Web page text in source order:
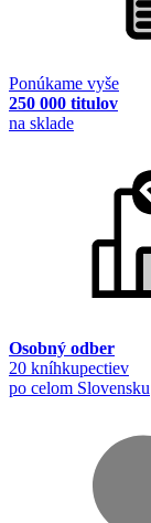
Ponúkame vyše
250 000 titulov
na sklade
Osobný odber
20 kníhkupectiev
po celom Slovensku